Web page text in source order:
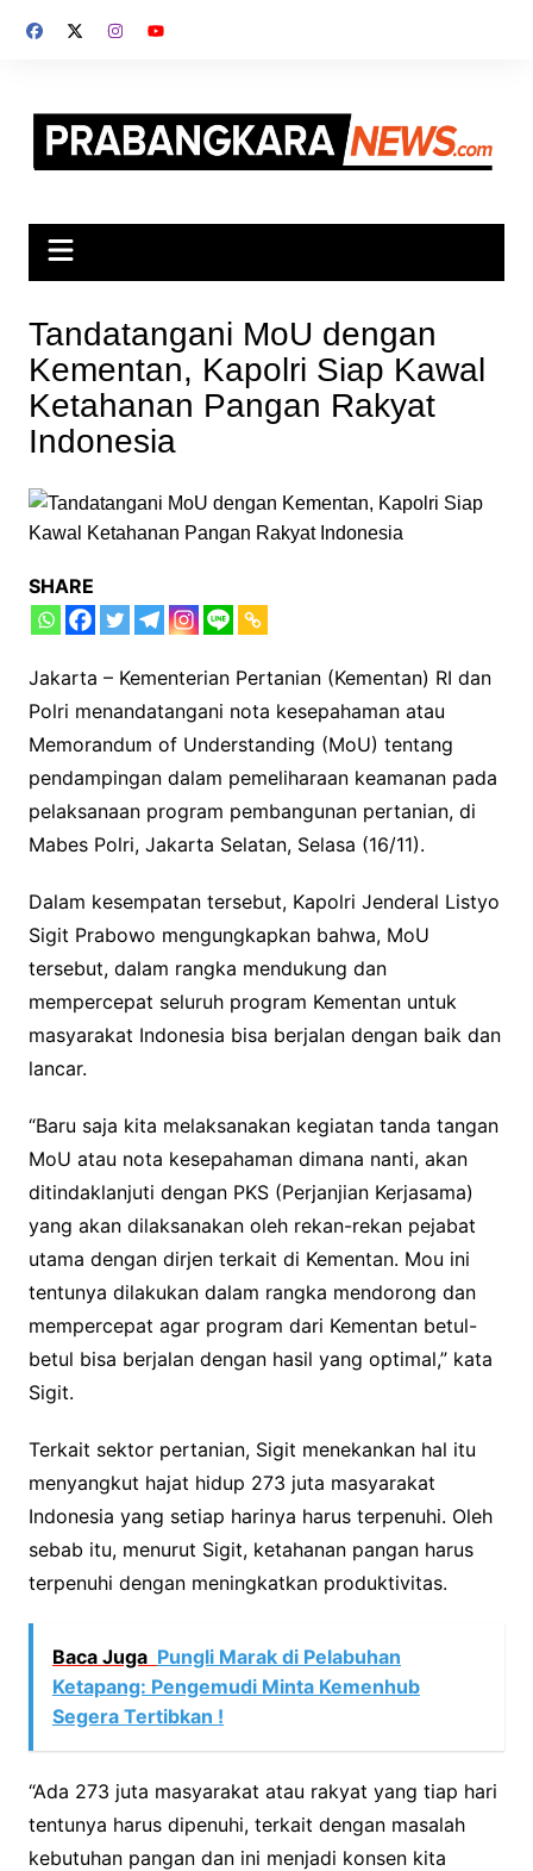
Tandatangani MoU dengan
Kementan, Kapolri Siap Kawal
Ketahanan Pangan Rakyat
Indonesia
SHARE
Jakarta – Kementerian Pertanian (Kementan) RI dan
Polri menandatangani nota kesepahaman atau
Memorandum of Understanding (MoU) tentang
pendampingan dalam pemeliharaan keamanan pada
pelaksanaan program pembangunan pertanian, di
Mabes Polri, Jakarta Selatan, Selasa (16/11).
Dalam kesempatan tersebut, Kapolri Jenderal Listyo
Sigit Prabowo mengungkapkan bahwa, MoU
tersebut, dalam rangka mendukung dan
mempercepat seluruh program Kementan untuk
masyarakat Indonesia bisa berjalan dengan baik dan
lancar.
“Baru saja kita melaksanakan kegiatan tanda tangan
MoU atau nota kesepahaman dimana nanti, akan
ditindaklanjuti dengan PKS (Perjanjian Kerjasama)
yang akan dilaksanakan oleh rekan-rekan pejabat
utama dengan dirjen terkait di Kementan. Mou ini
tentunya dilakukan dalam rangka mendorong dan
mempercepat agar program dari Kementan betul-
betul bisa berjalan dengan hasil yang optimal,” kata
Sigit.
Terkait sektor pertanian, Sigit menekankan hal itu
menyangkut hajat hidup 273 juta masyarakat
Indonesia yang setiap harinya harus terpenuhi. Oleh
sebab itu, menurut Sigit, ketahanan pangan harus
terpenuhi dengan meningkatkan produktivitas.
Baca Juga Pungli Marak di Pelabuhan
Ketapang: Pengemudi Minta Kemenhub
Segera Tertibkan !
“Ada 273 juta masyarakat atau rakyat yang tiap hari
tentunya harus dipenuhi, terkait dengan masalah
kebutuhan pangan dan ini menjadi konsen kita